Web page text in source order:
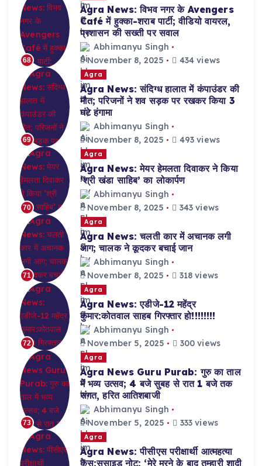
68
Agra News: विभव नगर के Avengers
Café में हुक्का-शराब पार्टी; वीडियो वायरल,
प्रशासन की सख्ती पर सवाल
Abhimanyu Singh
November 8, 2025
434 views
69
Agra
Agra News: संदिग्ध हालात में कंपाउंडर की
मौत; परिजनों ने शव सड़क पर रखकर किया 3
घंटे हंगामा
Abhimanyu Singh
November 8, 2025
493 views
70
Agra
Agra News: मेयर हेमलता दिवाकर ने किया
‘श्री खंडा साहिब’ का लोकार्पण
Abhimanyu Singh
November 8, 2025
343 views
71
Agra
Agra News: चलती कार में अचानक लगी
आग; चालक ने कूदकर बचाई जान
Abhimanyu Singh
November 8, 2025
318 views
72
Agra
Agra News: एडीजे-12 महेंद्र
कुमार:कोतवाल साहब गिरफ्तार हो!!!!!!!!
Abhimanyu Singh
November 5, 2025
300 views
73
Agra
Agra News Guru Purab: गुरु का ताल
में भव्य उत्सव; 4 बजे सुबह से रात 1 बजे तक
संगत, हरित आतिशबाजी
Abhimanyu Singh
November 5, 2025
333 views
Agra
Agra News: पीसीएस परीक्षार्थी आत्महत्या
केस:सुसाइड नोट: ‘मेरे मरने के बाद तुम्हारी शादी